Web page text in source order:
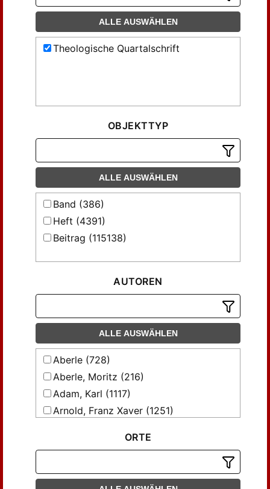
ALLE AUSWÄHLEN
Theologische Quartalschrift
OBJEKTTYP
ALLE AUSWÄHLEN
Band (386)
Heft (4391)
Beitrag (115138)
AUTOREN
ALLE AUSWÄHLEN
Aberle (728)
Aberle, Moritz (216)
Adam, Karl (1117)
Arnold, Franz Xaver (1251)
Auer, Alfons (235)
Bebber, Johann Baptist (239)
ORTE